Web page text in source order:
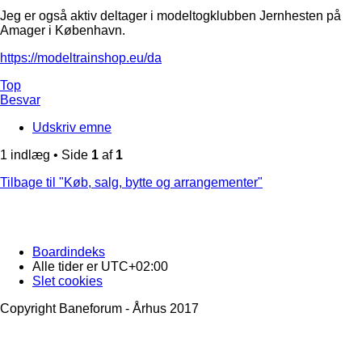
Jeg er også aktiv deltager i modeltogklubben Jernhesten på
Amager i København.
https://modeltrainshop.eu/da
Top
Besvar
Udskriv emne
1 indlæg • Side 1 af 1
Tilbage til "Køb, salg, bytte og arrangementer"
Boardindeks
Alle tider er UTC+02:00
Slet cookies
Copyright Baneforum - Århus 2017